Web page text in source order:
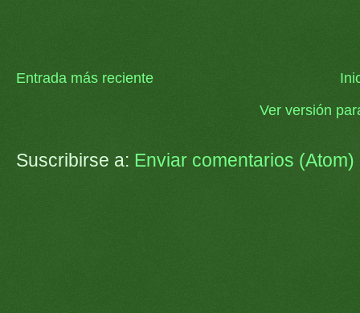
Entrada más reciente
Ver versión
Suscribirse a: Enviar comentarios (Atom)